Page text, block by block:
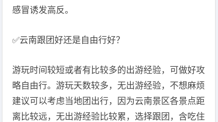
感冒诱发高反。
✅云南跟团好还是自由行好？
游玩时间较短或者有比较多的出游经验，可做好攻
略自由行。游玩天数较多，无出游经验，不想麻烦
建议可以考虑当地团出行，因为云南景区各景点距
离比较远，无出游经验比较累，选择跟团，含吃住